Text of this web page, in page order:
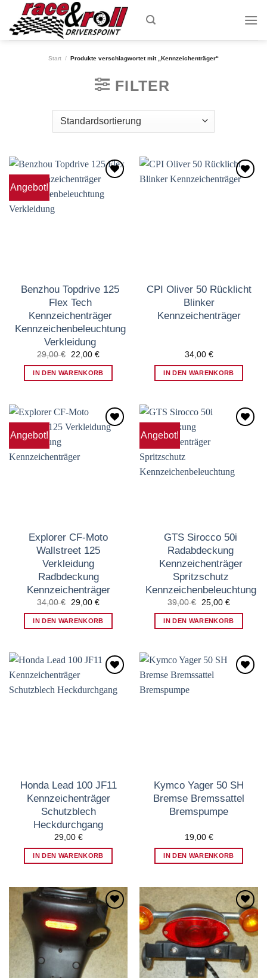
content
Start / Produkte verschlagwortet mit „Kennzeichenträger“
FILTER
Angebot!
Zum
Benzhou Topdrive 125
Flex Tech
Kennzeichenträger
Kennzeichenbeleuchtung
Verkleidung
29,00€
Ursprünglicher
war:
29,00 €
22,00 €Aktueller
ist:
22,00 €.
IN DEN WARENKORB
CPI Oliver 50 Rücklicht
Blinker
Kennzeichenträger
34,00 €
IN DEN WARENKORB
Angebot!
Wunschzettel
Explorer CF-Moto
Wallstreet 125
Verkleidung
Radbdeckung
Kennzeichenträger
34,00€
Ursprünglicher
war:
34,00 €
29,00 €Aktueller
ist:
29,00 €.
IN DEN WARENKORB
Angebot!
GTS Sirocco 50i
Radabdeckung
Kennzeichenträger
Spritzschutz
Kennzeichenbeleuchtung
39,00€
Ursprünglicher
war:
39,00 €
25,00 €Aktueller
ist:
25,00 €.
IN DEN WARENKORB
Zum
Honda Lead 100 JF11
Kennzeichenträger
Schutzblech
Heckdurchgang
29,00 €
IN DEN WARENKORB
Kymco Yager 50 SH
Bremse Bremssattel
Bremspumpe
19,00 €
IN DEN WARENKORB
Zum
Wunschzettel
hinzufügen
Zum
Wunschzettel
hinzufügen